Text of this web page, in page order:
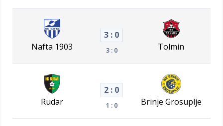
Nafta 1903
3 : 0
3 : 0 Tolmin
Rudar
2 : 0
1 : 0 Brinje Grosuplje